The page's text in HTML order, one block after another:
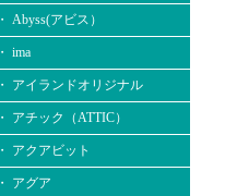
・ Abyss(アビス）
・ ima
・ アイランドオリジナル
・ アチック（ATTIC）
・ アクアビット
・ アグア